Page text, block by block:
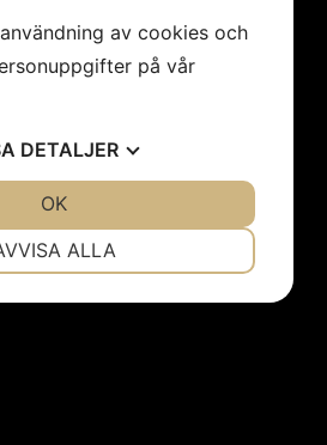
av cookies och
på vår
DETALJER
ALLA
OK